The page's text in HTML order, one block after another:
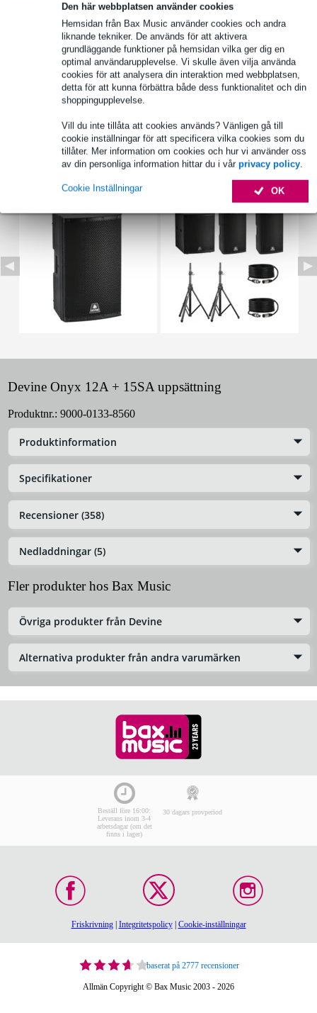
Den här webbplatsen använder cookies
Hemsidan från Bax Music använder cookies och andra
liknande tekniker. De används för att aktivera
grundläggande funktioner på hemsidan vilka ger dig en
optimal användarupplevelse. Vi skulle även vilja använda
cookies för att analysera din interaktion med webbplatsen,
detta för att kunna förbättra både dess funktionalitet och din
shoppingupplevelse.
Vill du inte tillåta att cookies används? Vänligen gå till
cookie inställningar för att specificera vilka cookies som du
tillåter. Mer information om cookies och hur vi använder oss
av din personliga information hittar du i vår privacy policy.
OK
Cookie Inställningar
Beställ nu = leverans torsdag
Över 48 000 artiklar i lager
1 250 ledande varumärken
Produktinformation
Fullständiga specifikationer
Devine Onyx 12A + 15SA uppsättning
Produktnr.: 9000-0133-8560
Produktinformation
Specifikationer
Recensioner (358)
Nedladdningar (5)
Fler produkter hos Bax Music
Övriga produkter från Devine
Alternativa produkter från andra varumärken
Beställ före 16:00:
Leverans inom 3-4
arbetsdagar (om det
finns i lager)
30 dagars provperiod
Friskrivning| Integritetspolicy| Cookie-inställningar
baserat på 2777 recensioner
Allmän Copyright © Bax Music 2003 - 2026